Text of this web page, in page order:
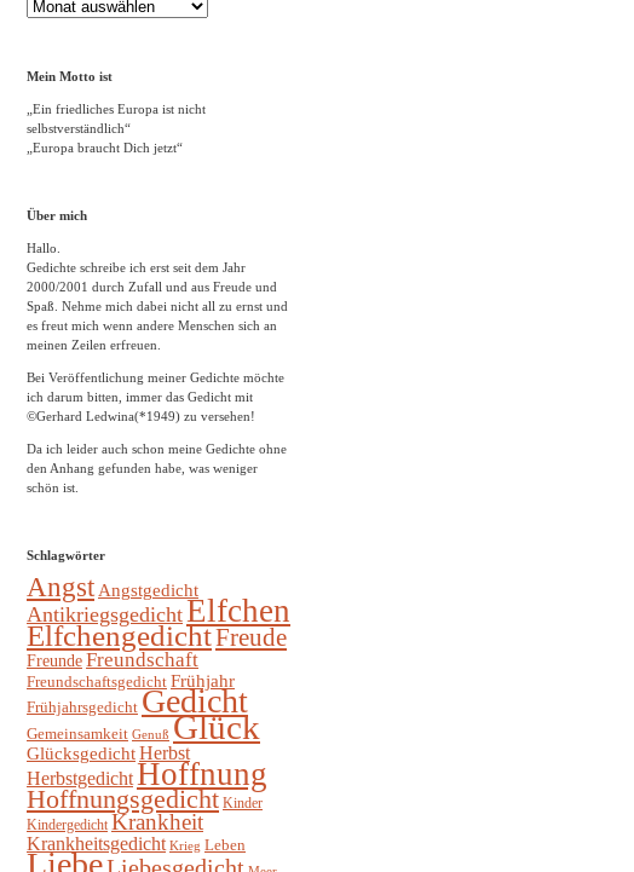
Gedichte
Archiv
Mein Motto ist
„Ein friedliches Europa ist nicht
selbstverständlich“
„Europa braucht Dich jetzt“
Über mich
Hallo.
Gedichte schreibe ich erst seit dem Jahr
2000/2001 durch Zufall und aus Freude und
Spaß. Nehme mich dabei nicht all zu ernst und
es freut mich wenn andere Menschen sich an
meinen Zeilen erfreuen.
Bei Veröffentlichung meiner Gedichte möchte
ich darum bitten, immer das Gedicht mit
©Gerhard Ledwina(*1949) zu versehen!
Da ich leider auch schon meine Gedichte ohne
den Anhang gefunden habe, was weniger
schön ist.
Schlagwörter
Angst Angstgedicht
AntikriegsgedichtElfchen
ElfchengedichtFreude
FreundeFreundschaft
Freundschaftsgedicht Frühjahr
Frühjahrsgedicht Gedicht
Gemeinsamkeit Genuß Glück
GlücksgedichtHerbst
HerbstgedichtHoffnung
Hoffnungsgedicht Kinder
Kindergedicht Krankheit
Krankheitsgedicht Krieg Leben
Liebe